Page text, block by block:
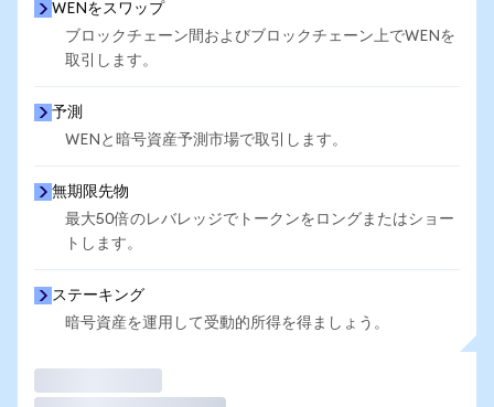
WENをスワップ
ブロックチェーン間およびブロックチェーン上でWENを
取引します。
予測
WENと暗号資産予測市場で取引します。
無期限先物
最大50倍のレバレッジでトークンをロングまたはショー
トします。
ステーキング
暗号資産を運用して受動的所得を得ましょう。